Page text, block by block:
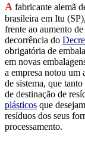
A fabricante alemã
brasileira em Itu
frente ao aumento
decorrência do
obrigatória de
em novas
a empresa notou um
de sistema, que
de destinação de
plásticos que
resíduos dos seus
processamento.